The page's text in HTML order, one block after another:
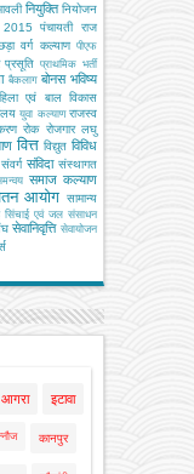
नियुक्ति नियोजन
2015 पंचायती राज
वर्ग कल्‍याण पीएफ
प्रसूति प्राथमिक भर्ती
बैकलाग बोनस भविष्य
एवं बाल विकास
युवा कल्याण राजस्व
रोक रोजगार लघु
वित्त विद्युत विविध
संवर्ग संविदा संस्‍थागत
समाज कल्याण
आयोग सामान्य
सिंचाई एवं जल संसाधन
सेवानिवृत्ति सेवायोजन
आगरा इटावा
कानपुर